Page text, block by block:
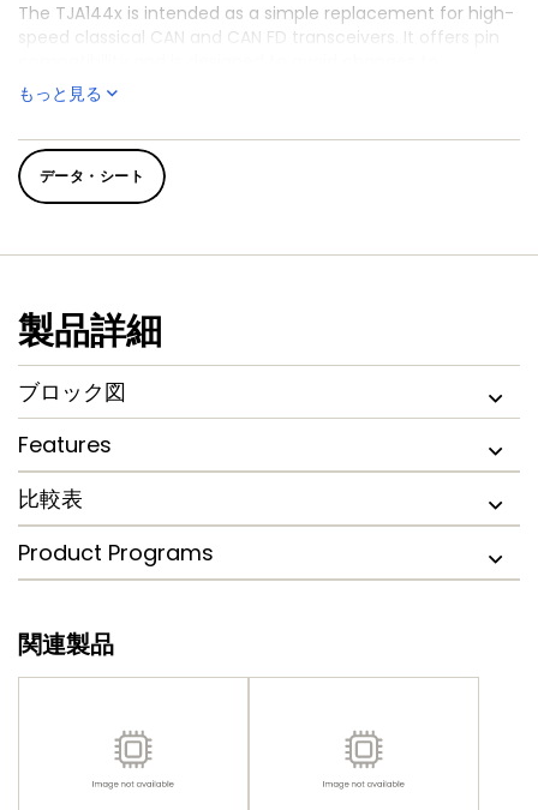
The TJA144x is intended as a simple replacement for high-
speed classical CAN and CAN FD transceivers. It offers pin
hardware and software design, allowing the TJA1442 to be
easily retrofitted to existing applications.
AEC-Q100 Grade 0 variants, the TJR144x, are available for
high temperature applications, supporting operation at
150°C ambient temperature.
solutions is available, the TJF1441.
your localsales office
もっと見る
データ・シート
製品詳細
ブロック図
Features
比較表
Product Programs
関連製品